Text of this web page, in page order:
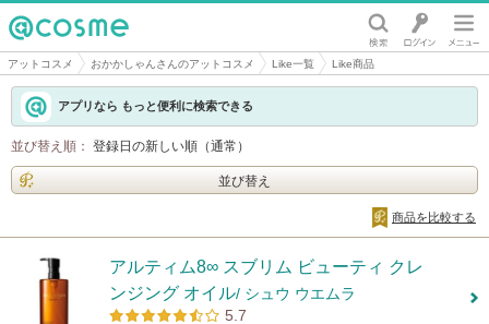
@cosme
アットコスメ おかかしゃんさんのアットコスメ Like一覧 Like商品
アプリなら もっと便利に検索できる
並び替え順： 登録日の新しい順（通常）
並び替え
商品を比較する
アルティム8∞ スブリム ビューティ クレ
ンジング オイル/ シュウ ウエムラ
5.7